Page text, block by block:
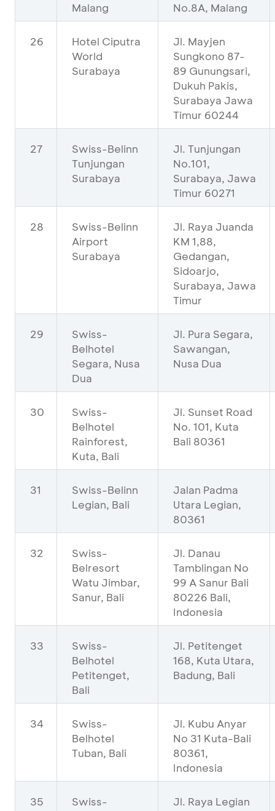
Malang
No.8A, Malang
26
Hotel Ciputra
World
Surabaya
Jl. Mayjen
Sungkono 87-
89 Gunungsari,
Dukuh Pakis,
Surabaya Jawa
Timur 60244
27
Swiss-Belinn
Tunjungan
Surabaya
Jl. Tunjungan
No.101,
Surabaya, Jawa
Timur 60271
28
Swiss-Belinn
Airport
Surabaya
Jl. Raya Juanda
KM 1,88,
Gedangan,
Sidoarjo,
Surabaya, Jawa
Timur
29
Swiss-
Belhotel
Segara, Nusa
Dua
Jl. Pura Segara,
Sawangan,
Nusa Dua
30
Swiss-
Belhotel
Rainforest,
Kuta, Bali
Jl. Sunset Road
No. 101, Kuta
Bali 80361
31
Swiss-Belinn
Legian, Bali
Jalan Padma
Utara Legian,
80361
32
Swiss-
Belresort
Watu Jimbar,
Sanur, Bali
Jl. Danau
Tamblingan No
99 A Sanur Bali
80226 Bali,
Indonesia
33
Swiss-
Belhotel
Petitenget,
Bali
Jl. Petitenget
168, Kuta Utara,
Badung, Bali
34
Swiss-
Belhotel
Tuban, Bali
Jl. Kubu Anyar
No 31 Kuta-Bali
80361,
Indonesia
35
Swiss-
Jl. Raya Legian